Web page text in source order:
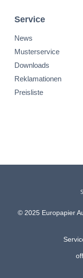
Service
News
Musterservice
Downloads
Reklamationen
Preisliste
© 2025 Europapier